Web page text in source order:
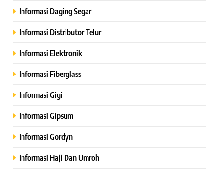
Informasi Daging Segar
Informasi Distributor Telur
Informasi Elektronik
Informasi Fiberglass
Informasi Gigi
Informasi Gipsum
Informasi Gordyn
Informasi Haji Dan Umroh